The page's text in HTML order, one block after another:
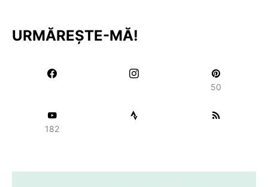
URMĂREȘTE-MĂ!
50
182